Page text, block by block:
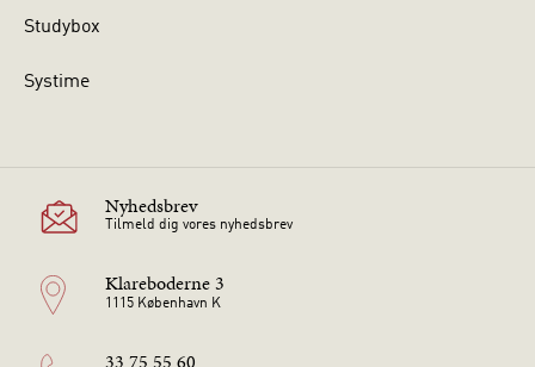
Studybox
Systime
Nyhedsbrev
Tilmeld dig vores nyhedsbrev
Klareboderne 3
1115 København K
33 75 55 60